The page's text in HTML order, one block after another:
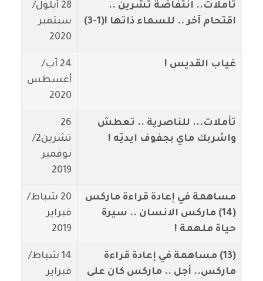
تأملات.. انتفاضة تشرين ..
اقتحام آخر .. للسماء ذاتها !(1-3)
28 أيلول/
سبتمبر
2020
غياب القديس !
24 آب/
أغسطس
2020
تأملات... للناصرية .. تعطش
واشربك ماي بجفوف ايديّه !
26
تشرين2/
نوفمبر
2019
مساهمة في إعادة قراءة ماركس
(14) ماركس الانسان .. سيرة
حياة ملهمة !
20 شباط/
فبراير
2019
(13) مساهمة في إعادة قراءة
ماركس.. أجل .. ماركس كان على
14 شباط/
فبراير